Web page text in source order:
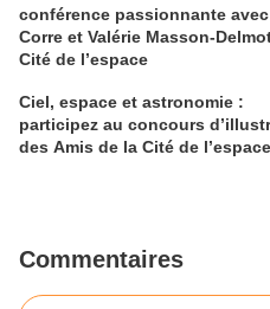
conférence passionnante
Corre et Valérie Masson-
Cité de l’espace
Ciel, espace et astronomie :
participez au concours
des Amis de la Cité de
Commentaires